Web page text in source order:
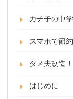
カチ子の中
スマホで節約
ダメ夫改造！
はじめに